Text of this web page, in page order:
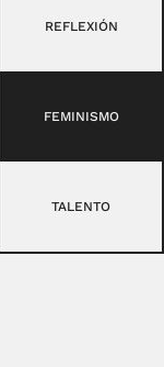
REFLEXIÓN
FEMINISMO
TALENTO